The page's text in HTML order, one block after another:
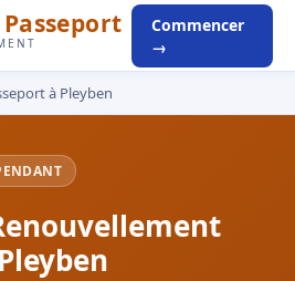
Commencer
→
à Pleyben